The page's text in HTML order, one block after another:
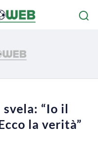
“Io il
la verità”